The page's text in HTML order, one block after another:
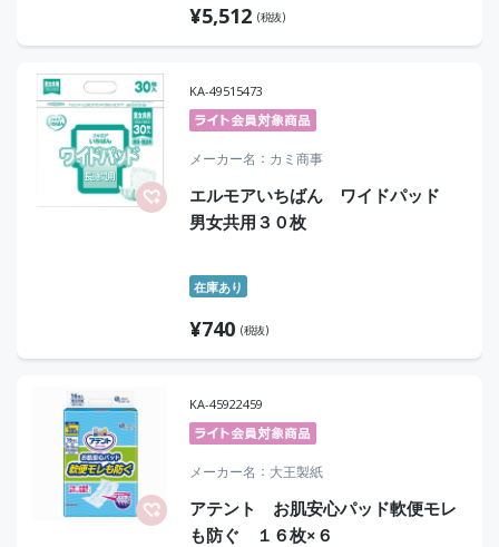
¥5,512 (税抜)
KA-49515473
メーカー名 カミ商事
エルモアいちばん ワイドパッド
男女共用３０枚
在庫あり
¥740 (税抜)
KA-45922459
メーカー名 大王製紙
アテント お肌安心パッド軟便モレ
も防ぐ １６枚×６